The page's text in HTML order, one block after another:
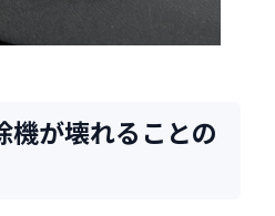
機が壊れることの